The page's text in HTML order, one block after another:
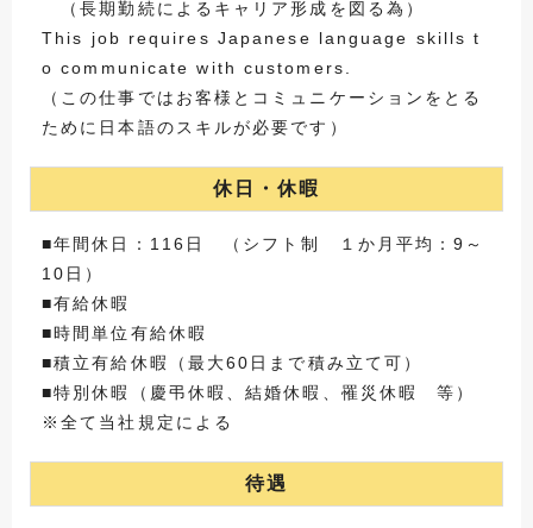
（長期勤続によるキャリア形成を図る為）
This job requires Japanese language skills t
o communicate with customers.
（この仕事ではお客様とコミュニケーションをとる
ために日本語のスキルが必要です）
休日・休暇
■年間休日：116日 （シフト制 １か月平均：9～
10日）
■有給休暇
■時間単位有給休暇
■積立有給休暇（最大60日まで積み立て可）
■特別休暇（慶弔休暇、結婚休暇、罹災休暇 等）
※全て当社規定による
待遇